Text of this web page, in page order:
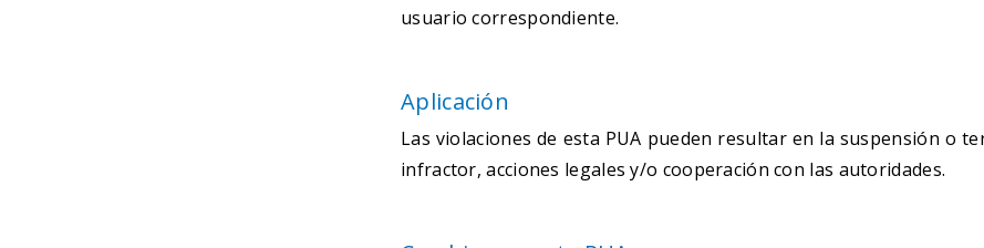
usuario correspondiente.
Aplicación
Las violaciones de esta PUA pueden resultar en la suspensión o
infractor, acciones legales y/o cooperación con las autoridades.